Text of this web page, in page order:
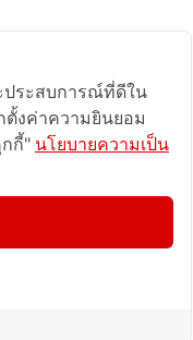
ประสบการณ์ที่ดีใน
ตั้งค่าความยินยอม
กี้" นโยบายความเป็น